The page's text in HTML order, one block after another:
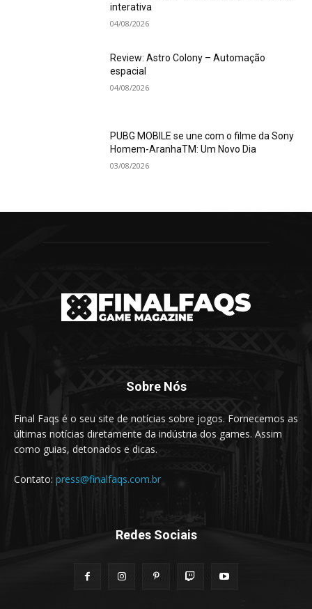
interativa
04/08/2026
Review: Astro Colony – Automação
espacial
04/08/2026
PUBG MOBILE se une com o filme da Sony
Homem-AranhaTM: Um Novo Dia
03/08/2026
Sobre Nós
Final Faqs é o seu site de notícias sobre jogos. Fornecemos as
últimas notícias diretamente da indústria dos games. Assim
como guias, detonados e dicas.
Contato: press@finalfaqs.com.br
Redes Sociais